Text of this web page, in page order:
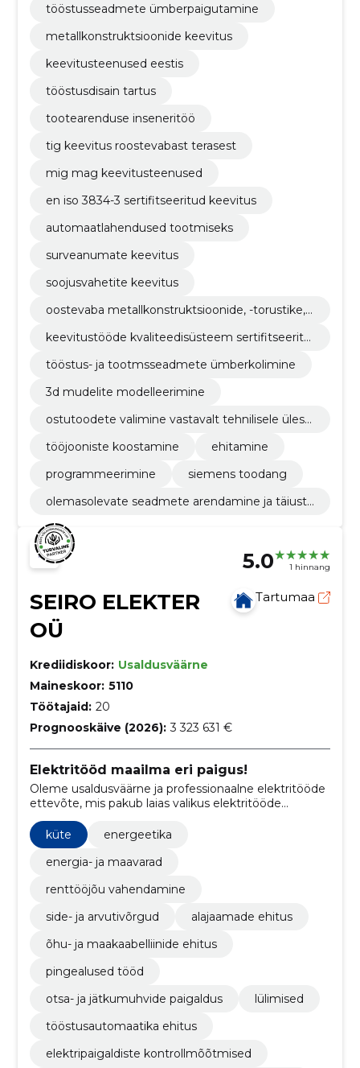
tööstusseadmete ümberpaigutamine
metallkonstruktsioonide keevitus
keevitusteenused eestis
tööstusdisain tartus
tootearenduse inseneritöö
tig keevitus roostevabast terasest
mig mag keevitusteenused
en iso 3834-3 sertifitseeritud keevitus
automaatlahendused tootmiseks
surveanumate keevitus
soojusvahetite keevitus
oostevaba metallkonstruktsioonide, -torustike, -
keevitustööde kvaliteedisüsteem sertifitseeritu
tööstus- ja tootmsseadmete ümberkolimine
3d mudelite modelleerimine
ostutoodete valimine vastavalt tehnilisele ülesa
tööjooniste koostamine
ehitamine
programmeerimine
siemens toodang
olemasolevate seadmete arendamine ja täiusta
5.0 1 hinnang
SEIRO ELEKTER
OÜ
Tartumaa
Krediidiskoor: Usaldusväärne
Maineskoor: 5110
Töötajaid: 20
Prognooskäive (2026): 3 323 631 €
Elektritööd maailma eri paigus!
Oleme usaldusväärne ja professionaalne elektritööde
ettevõte, mis pakub laias valikus elektritööde
teenuseid nii Eestis kui väljaspool seda.
küte
energeetika
energia- ja maavarad
renttööjõu vahendamine
side- ja arvutivõrgud
alajaamade ehitus
õhu- ja maakaabelliinide ehitus
pingealused tööd
otsa- ja jätkumuhvide paigaldus
lülimised
tööstusautomaatika ehitus
elektripaigaldiste kontrollmõõtmised